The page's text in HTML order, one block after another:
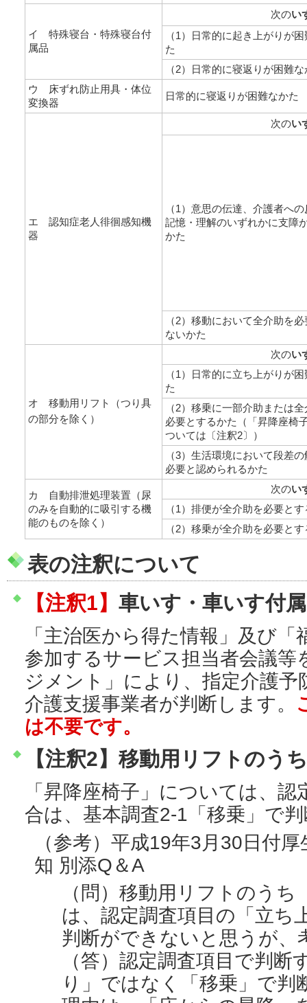
イ 特殊寝台・特殊寝台付
属品
次のい
（1）日常的に起き上がりが
た
（2）日常的に寝返りが困難な
ウ 床ずれ防止用具・体位
変換器
日常的に寝返りが困難なかた
エ 認知症老人徘徊感知機
器
次のい
（1）意思の伝達、介護者へ
記憶・理解のいずれかに支障
かた
（2）移動において全介助を
ないかた
オ 移動用リフト（つり具
の部分を除く）
次のい
（1）日常的に立ち上がりが
た
（2）移乗に一部介助または
必要とするかた（「昇降座椅
ついては〔注釈2〕）
（3）生活環境において段差
必要と認められるかた
カ 自動排泄処理装置（尿
のみを自動的に吸引する機
能のものを除く）
次のい
（1）排便が全介助を必要と
（2）移乗が全介助を必要と
表の注釈について
【注釈1】 車いす・車いす付
「主治医から得た情報」及び
参加するサービス担当者会議
ジメント」により、指定介護予
介護支援事業者が判断します。
は不要です。
【注釈2】移動用リフトのう
「昇降座椅子」については、
合は、基本調査2-1「移乗」で
（参考）平成19年3月30日付
知 別添Q＆A
（問）移動用リフトのう
は、認定調査項目の「立ち
判断ができないと思うが、
（答）認定調査項目で判断
り」ではなく「移乗」で